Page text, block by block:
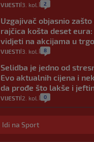
VIJESTI 3. kol. 2
Uzgajivač objasnio
rajčica košta deset
vidjeti na akcijama u
VIJESTI 3. kol. 8
Selidba je jedno od
Evo aktualnih cijena i
da prođe što lakše i
VIJESTI 2. kol. 0
Izračunali smo koliko
automobilom na Hvar iz
Idi na Sport